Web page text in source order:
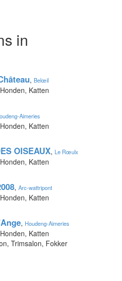
in
, Belœil
Katten
Aimeries
Katten
OISEAUX, Le Rœulx
Katten
, Arc-wattripont
Katten
, Houdeng-Aimeries
Katten
Trimsalon, Fokker